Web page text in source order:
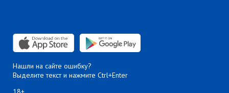
Нашли на сайте ошибку?
Выделите текст и нажмите Ctrl+Enter